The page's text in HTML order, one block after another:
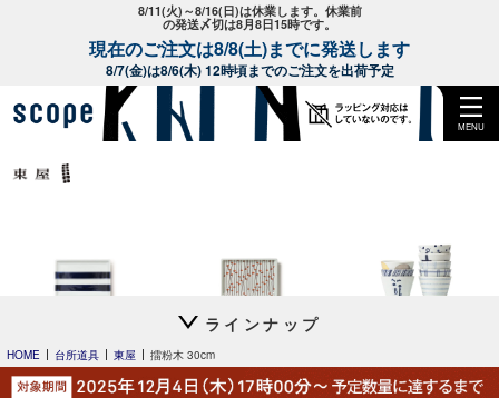
8/11(火)～8/16(日)は休業します。休業前
の発送〆切は8月8日15時です。
現在のご注文は8/8(土)までに発送します
8/7(金)は8/6(木) 12時頃までのご注文を出荷予定
MENU
スキー01
平長 石本藤雄
干し柿・田田道・野道
ラインナップ
HOME 台所道具 東屋 擂粉木 30cm